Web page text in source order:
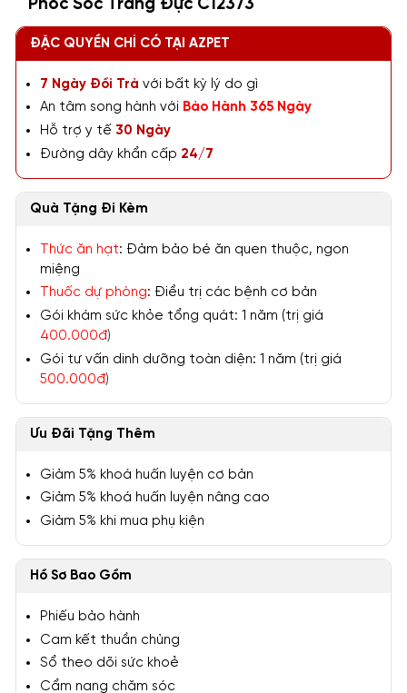
Phốc Sóc Trắng Đực C12373
ĐẶC QUYỀN CHỈ CÓ TẠI AZPET
7 Ngày Đổi Trả với bất kỳ lý do gì
An tâm song hành với Bảo Hành 365 Ngày
Hỗ trợ y tế 30 Ngày
Đường dây khẩn cấp 24/7
Quà Tặng Đi Kèm
Thức ăn hạt: Đảm bảo bé ăn quen thuộc, ngon
miệng
Thuốc dự phòng: Điều trị các bệnh cơ bản
Gói khám sức khỏe tổng quát: 1 năm (trị giá
400.000đ)
Gói tư vấn dinh dưỡng toàn diện: 1 năm (trị giá
500.000đ)
Ưu Đãi Tặng Thêm
Giảm 5% khoá huấn luyện cơ bản
Giảm 5% khoá huấn luyện nâng cao
Giảm 5% khi mua phụ kiện
Hồ Sơ Bao Gồm
Phiếu bảo hành
Cam kết thuần chủng
Sổ theo dõi sức khoẻ
Cẩm nang chăm sóc